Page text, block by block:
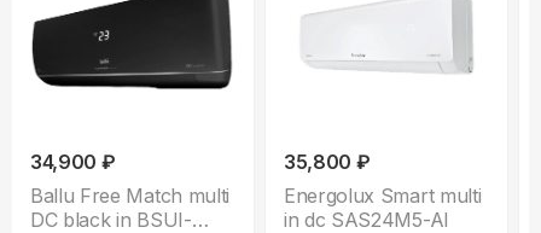
34,900 ₽
Ballu Free Match multi
DC black in BSUI-
35,800 ₽
Energolux Smart multi
in dc SAS24M5-AI